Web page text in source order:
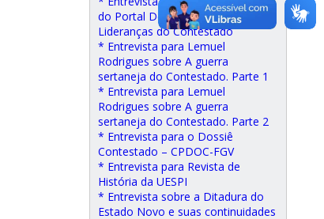
do Portal Desacato, sobre as
Lideranças do Contestado
* Entrevista para Lemuel
Rodrigues sobre A guerra
sertaneja do Contestado. Parte 1
* Entrevista para Lemuel
Rodrigues sobre A guerra
sertaneja do Contestado. Parte 2
* Entrevista para o Dossiê
Contestado – CPDOC-FGV
* Entrevista para Revista de
História da UESPI
* Entrevista sobre a Ditadura do
Estado Novo e suas continuidades